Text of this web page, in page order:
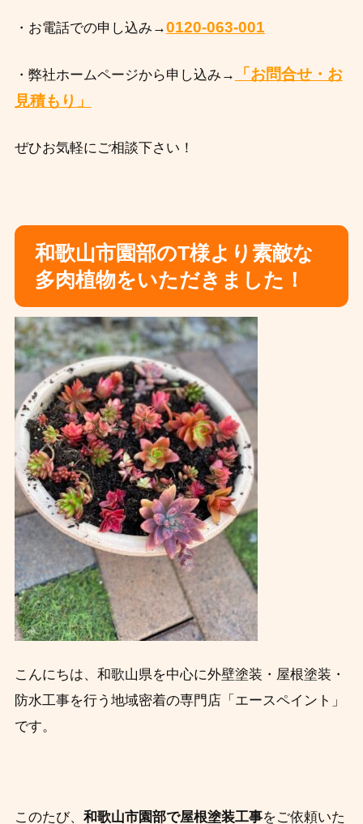
・お電話での申し込み→0120-063-001
・弊社ホームページから申し込み→
「お問合せ・お
見積もり」
ぜひお気軽にご相談下さい！
和歌山市園部のT様より素敵な
多肉植物をいただきました！
こんにちは、和歌山県を中心に外壁塗装・屋根塗装・
防水工事を行う地域密着の専門店「エースペイント」
です。
このたび、 和歌山市園部で屋根塗装工事をご依頼いた